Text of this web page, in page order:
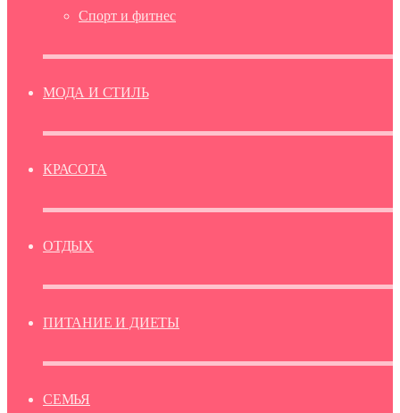
Спорт и фитнес
МОДА И СТИЛЬ
КРАСОТА
ОТДЫХ
ПИТАНИЕ И ДИЕТЫ
СЕМЬЯ